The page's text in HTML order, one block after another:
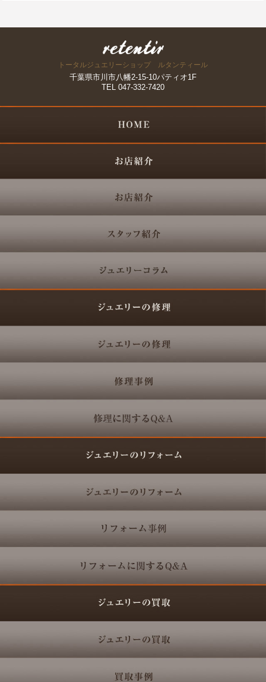
トータルジュエリーショップ ルタンティール
千葉県市川市八幡2-15-10パティオ1F
TEL 047-332-7420